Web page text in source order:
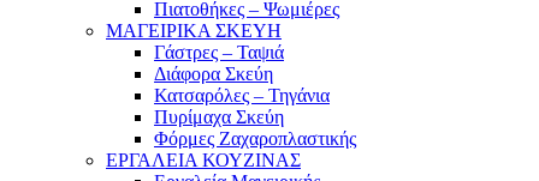
Πιατοθήκες – Ψωμιέρες
ΜΑΓΕΙΡΙΚΑ ΣΚΕΥΗ
Γάστρες – Ταψιά
Διάφορα Σκεύη
Κατσαρόλες – Τηγάνια
Πυρίμαχα Σκεύη
Φόρμες Ζαχαροπλαστικής
ΕΡΓΑΛΕΙΑ ΚΟΥΖΙΝΑΣ